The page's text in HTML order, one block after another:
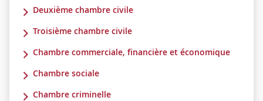
Deuxième chambre civile
Troisième chambre civile
Chambre commerciale, financière et économique
Chambre sociale
Chambre criminelle